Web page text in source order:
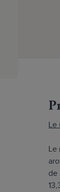
Le
Le
de